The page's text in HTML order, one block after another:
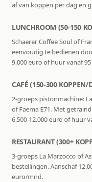
af van koppen per dag en
LUNCHROOM (50-150
Schaerer Coffee Soul of
eenvoudig te bedienen
9.000 euro of huur vanaf
CAFÉ (150-300 KOPPEN/
2-groeps pistonmachine:
of Faema E71. Met
6.500-12.000 euro of huur
RESTAURANT (300+
3-groeps La Marzocco of
bestellingen. Aanschaf
euro/mnd.